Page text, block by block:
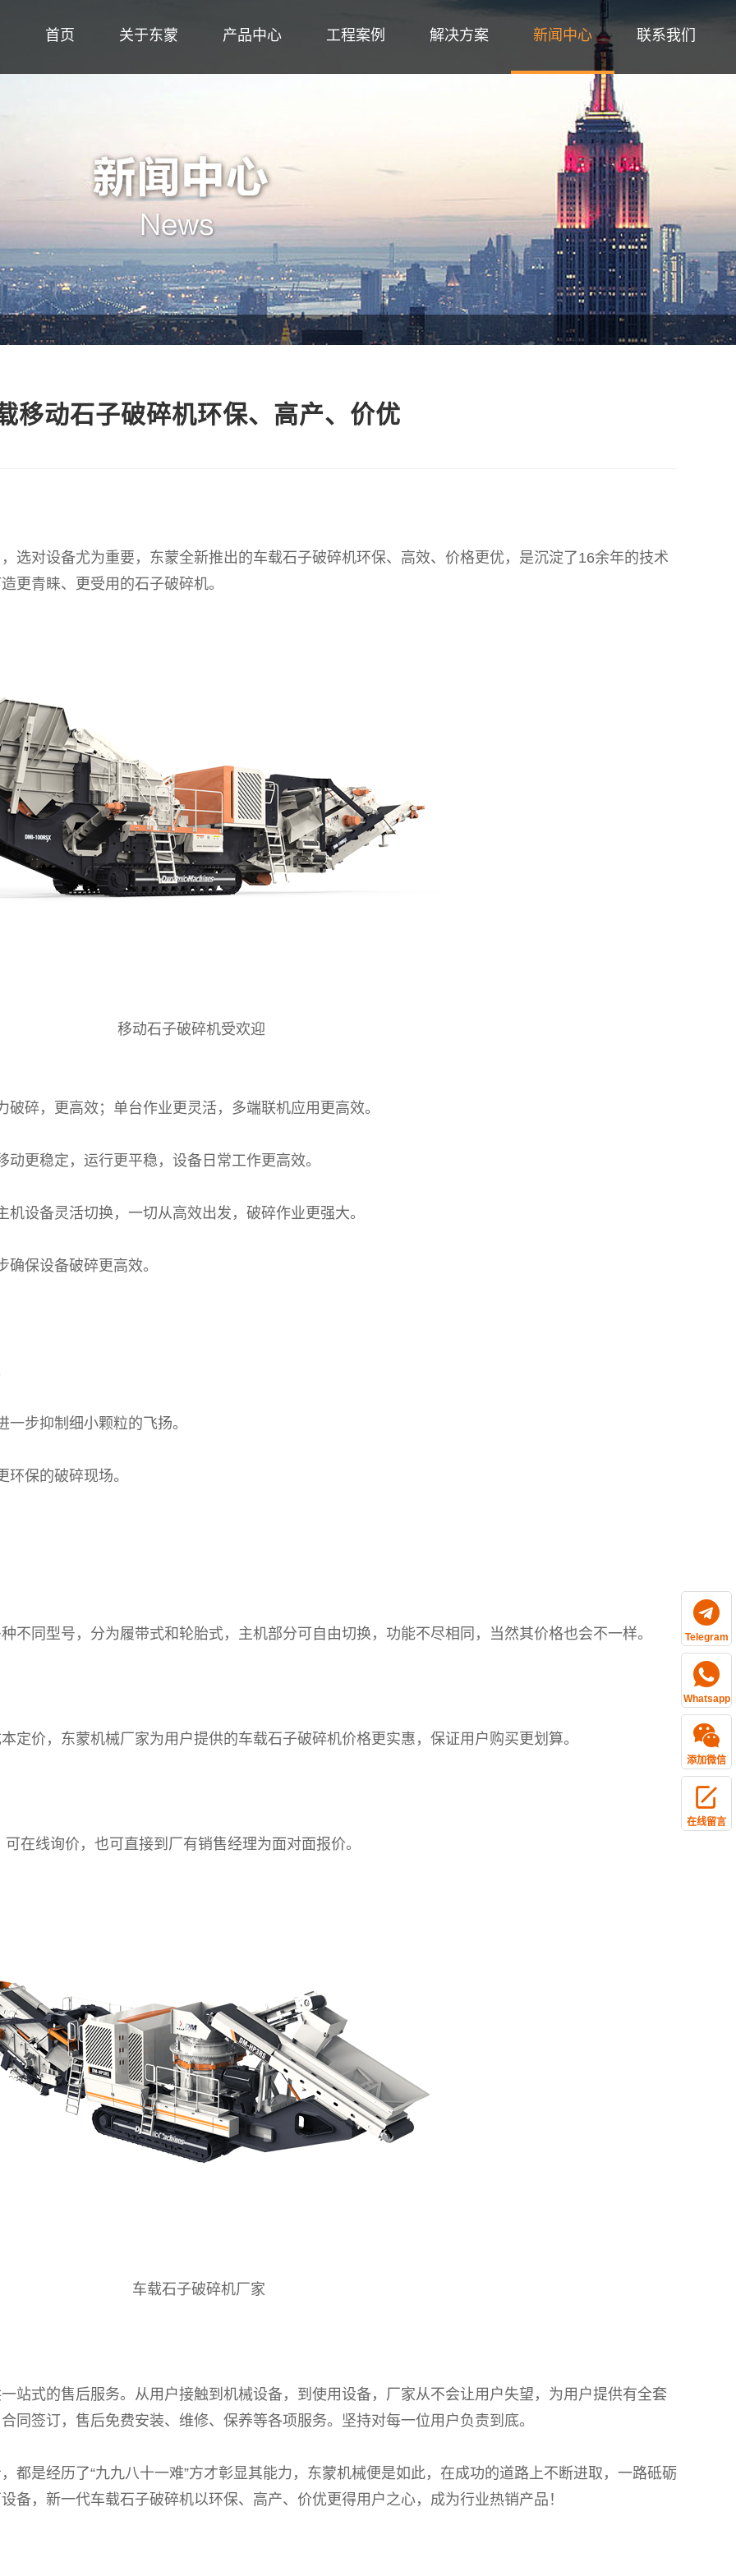
首页 关于东蒙 产品中心 工程案例 解决方案 新闻中心 联系我们
移动石子破碎机环保、高产、价优
对设备尤为重要，东蒙全新推出的车载石子破碎机环保、高效、价格更优，是沉淀了16余年的技术
更青睐、更受用的石子破碎机。
移动石子破碎机受欢迎
，更高效；单台作业更灵活，多端联机应用更高效。
稳定，运行更平稳，设备日常工作更高效。
备灵活切换，一切从高效出发，破碎作业更强大。
保设备破碎更高效。
步抑制细小颗粒的飞扬。
保的破碎现场。
型号，分为履带式和轮胎式，主机部分可自由切换，功能不尽相同，当然其价格也会不一样。
，东蒙机械厂家为用户提供的车载石子破碎机价格更实惠，保证用户购买更划算。
线询价，也可直接到厂有销售经理为面对面报价。
车载石子破碎机厂家
式的售后服务。从用户接触到机械设备，到使用设备，厂家从不会让用户失望，为用户提供有全套
同签订，售后免费安装、维修、保养等各项服务。坚持对每一位用户负责到底。
经历了“九九八十一难”方才彰显其能力，东蒙机械便是如此，在成功的道路上不断进取，一路砥砺
备，新一代车载石子破碎机以环保、高产、价优更得用户之心，成为行业热销产品！
Telegram
Whatsapp
添加微信
在线留言